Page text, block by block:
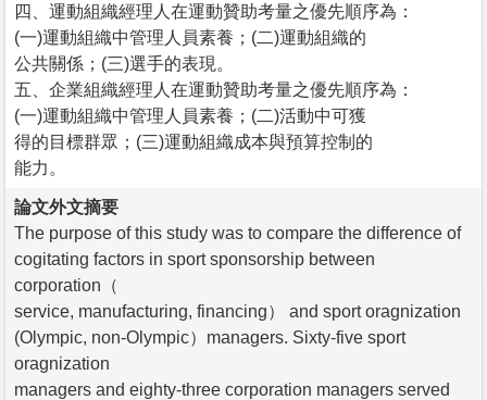
四、運動組織經理人在運動贊助考量之優先順序為：
(一)運動組織中管理人員素養；(二)運動組織的
公共關係；(三)選手的表現。
五、企業組織經理人在運動贊助考量之優先順序為：
(一)運動組織中管理人員素養；(二)活動中可獲
得的目標群眾；(三)運動組織成本與預算控制的
能力。
論文外文摘要
The purpose of this study was to compare the difference of
cogitating factors in sport sponsorship between
corporation（
service, manufacturing, financing） and sport oragnization
(Olympic, non-Olympic）managers. Sixty-five sport
oragnization
managers and eighty-three corporation managers served